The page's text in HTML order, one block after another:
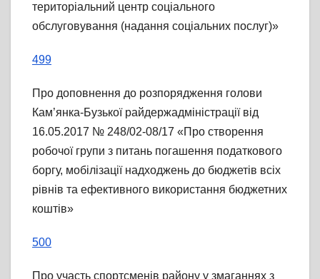
територіальний центр соціального
обслуговування (надання соціальних послуг)»
499
Про доповнення до розпорядження голови
Кам’янка-Бузької райдержадміністрації від
16.05.2017 № 248/02-08/17 «Про створення
робочої групи з питань погашення податкового
боргу, мобілізації надходжень до бюджетів всіх
рівнів та ефективного використання бюджетних
коштів»
500
Про участь спортсменів району у змаганнях з